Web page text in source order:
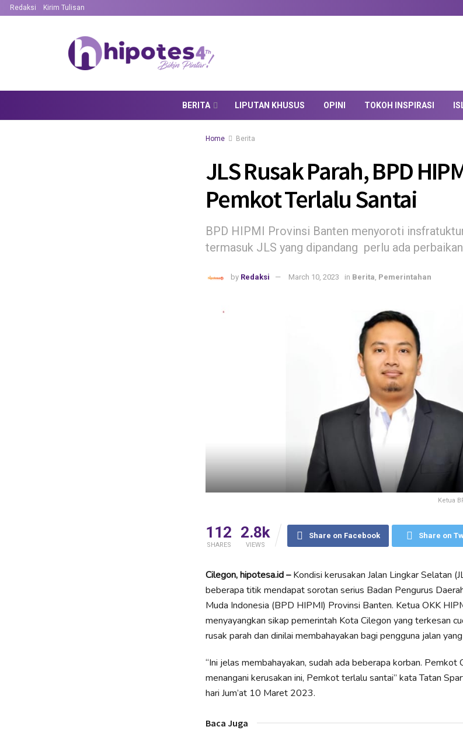
Redaksi Kirim Tulisan
BERITA LIPUTAN KHUSUS OPINI TOKOH INSPIRASI
Home Berita
JLS Rusak Parah, BPD
Pemkot Terlalu Santai
BPD HIPMI Provinsi Banten menyoroti
termasuk JLS yang dipandang perlu ada perbaikan
by Redaksi March 10, 2023 in Berita Pemerintahan
Ketua
112
SHARES
2.8k
VIEWS
Share on Facebook Share on
Cilegon, hipotesa.id –Kondisi kerusakan Jalan Lingkar Selatan
beberapa titik mendapat sorotan serius Badan Pengurus
Muda Indonesia (BPD HIPMI) Provinsi Banten. Ketua OKK
menyayangkan sikap pemerintah Kota Cilegon yang terkesan
rusak parah dan dinilai membahayakan bagi pengguna jalan
“Ini jelas membahayakan, sudah ada beberapa korban. Pemkot
menangani kerusakan ini, Pemkot terlalu santai” kata Tatan
hari Jum’at 10 Maret 2023.
Baca Juga